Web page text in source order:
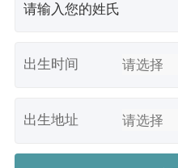
出生时间
出生地址